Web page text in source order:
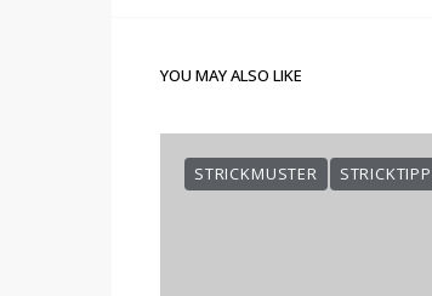
YOU MAY ALSO LIKE
STRICKMUSTER